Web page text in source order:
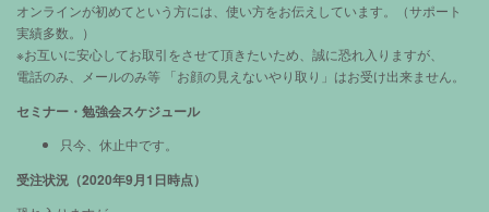
オンラインが初めてという方には、使い方をお伝えしています。（サポート
実績多数。）
※お互いに安心してお取引をさせて頂きたいため、誠に恐れ入りますが、
電話のみ、メールのみ等 「お顔の見えないやり取り」はお受け出来ません。
セミナー・勉強会スケジュール
只今、休止中です。
受注状況（2020年9月1日時点）